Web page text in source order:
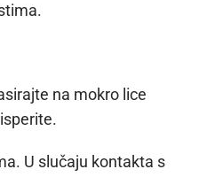
na mokro lice
U slučaju kontakta s